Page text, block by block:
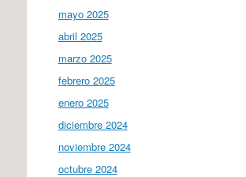
mayo 2025
abril 2025
marzo 2025
febrero 2025
enero 2025
diciembre 2024
noviembre 2024
octubre 2024